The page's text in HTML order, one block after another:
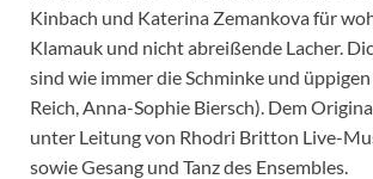
Kinbach und Katerina Zemankova für
Klamauk und nicht abreißende Lacher.
sind wie immer die Schminke und
Reich, Anna-Sophie Biersch). Dem
unter Leitung von Rhodri Britton Live-
sowie Gesang und Tanz des Ensembles.